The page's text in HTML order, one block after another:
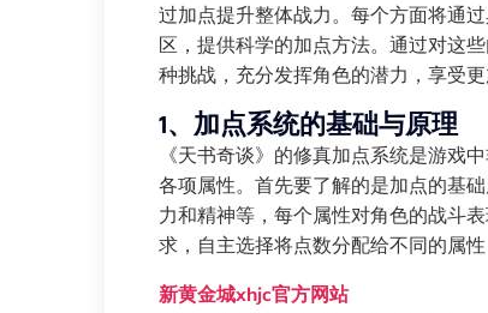
过加点提升整体战力。每个方面将通
区，提供科学的加点方法。通过对这
种挑战，充分发挥角色的潜力，享受更
1、加点系统的基础与原理
《天书奇谈》的修真加点系统是游戏
各项属性。首先要了解的是加点的基
力和精神等，每个属性对角色的战斗
求，自主选择将点数分配给不同的属
新黄金城xhjc官方网站